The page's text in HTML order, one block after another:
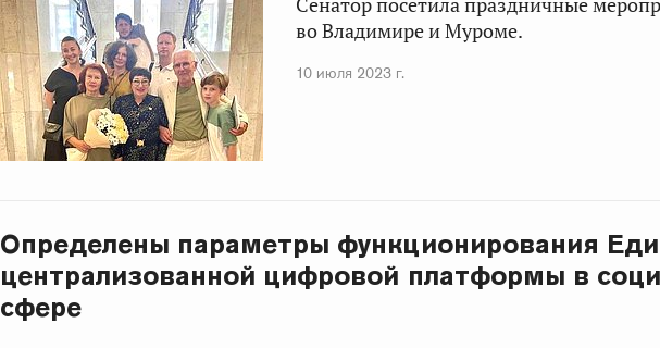
во Владимире и Муроме.
10 июля 2023 г.
Определены параметры функционирования
централизованной цифровой платформы в
сфере